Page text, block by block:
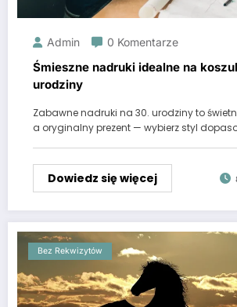
Admin 0 Komentarze
Śmieszne nadruki idealne na
urodziny
Zabawne nadruki na 30. urodziny to
a oryginalny prezent — wybierz styl
Dowiedz się więcej
Bez Rekwizytów